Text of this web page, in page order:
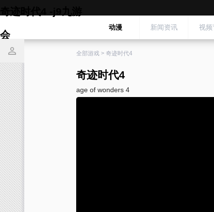
会
动漫 新闻资讯 视频
全部游戏 > 奇迹时代4
奇迹时代4
age of wonders 4